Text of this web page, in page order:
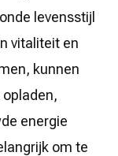
levensstijl
vitaliteit en
kunnen
energie
om te